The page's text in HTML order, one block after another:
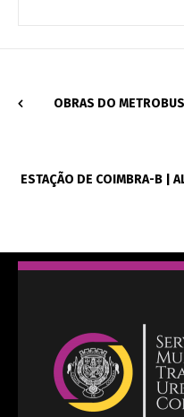
OBRAS DO
ESTAÇÃO DE COIMBRA-B |